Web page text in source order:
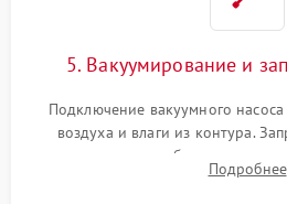
5. Вакуумирование и
Подключение вакуумного
воздуха и влаги из контура.
дозированным объемом
электронным весам. КонтрольПодробнее